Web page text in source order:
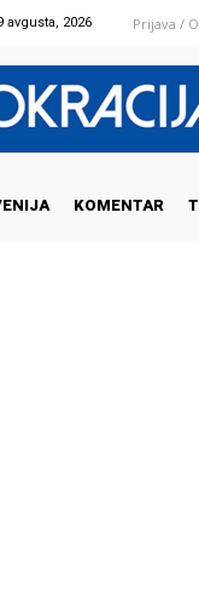
avgusta, 2026 Prijava /
KOMENTAR